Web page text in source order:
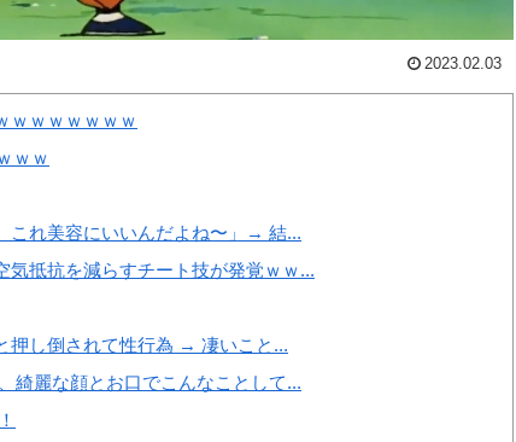
2023.02.03
ｗｗｗｗｗｗｗ
ｗｗ
これ美容にいいんだよね〜」→ 結...
抵抗を減らすチート技が発覚ｗｗ...
押し倒されて性行為 → 凄いこと...
綺麗な顔とお口でこんなことして...